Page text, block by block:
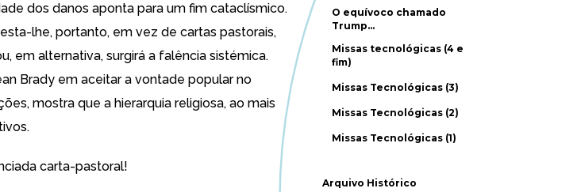
dos danos aponta para um fim cataclísmico.
lhe, portanto, em vez de cartas pastorais,
em alternativa, surgirá a falência sistémica.
Brady em aceitar a vontade popular no
mostra que a hierarquia religiosa, ao mais
carta-pastoral!
O equívoco chamado
Trump…
Missas tecnológicas (4 e
fim)
Missas Tecnológicas (3)
Missas Tecnológicas (2)
Missas Tecnológicas (1)
Arquivo Histórico